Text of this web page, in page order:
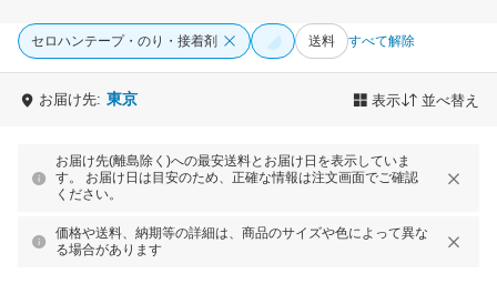
セロハンテープ・のり・接着剤 送料 すべて解除
お届け先: 東京 表示 並べ替え
お届け先(離島除く)への最安送料とお届け日を表示していま
す。 お届け日は目安のため、正確な情報は注文画面でご確認
ください。
価格や送料、納期等の詳細は、商品のサイズや色によって異な
る場合があります